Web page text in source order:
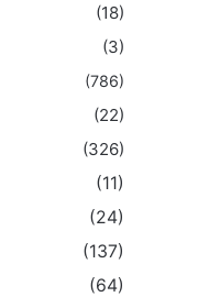
(18)
(3)
(786)
(22)
(326)
(11)
(24)
(137)
(64)